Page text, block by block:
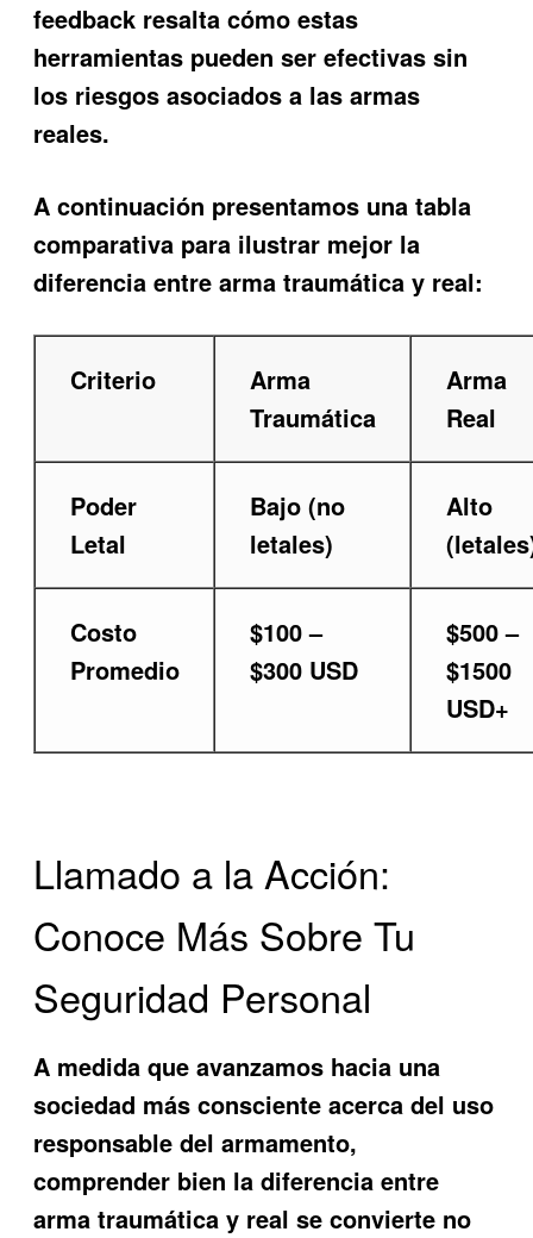
feedback resalta cómo estas
herramientas pueden ser efectivas sin
los riesgos asociados a las armas
reales.
A continuación presentamos una tabla
comparativa para ilustrar mejor la
diferencia entre arma traumática y real:
Criterio
Arma
Traumática
Arma
Real
Poder
Letal
Bajo (no
letales)
Alto
Costo
Promedio
$100 –
$300 USD
$500 –
$1500
USD+
Llamado a la Acción:
Conoce Más Sobre Tu
Seguridad Personal
A medida que avanzamos hacia una
sociedad más consciente acerca del uso
responsable del armamento,
comprender bien la diferencia entre
arma traumática y real se convierte no